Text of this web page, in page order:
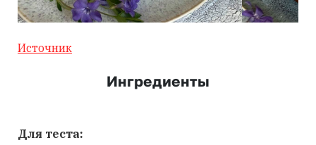
Источник
Ингредиенты
Для теста: